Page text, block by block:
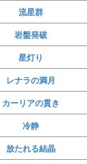
流星群
岩盤発破
星灯り
レナラの満月
カーリアの貫き
冷静
放たれる結晶